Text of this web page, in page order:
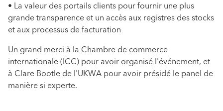
• La valeur des portails clients pour fournir une plus
grande transparence et un accès aux registres des stocks
et aux processus de facturation
Un grand merci à la Chambre de commerce
internationale (ICC) pour avoir organisé l'événement, et
à Clare Bootle de l'UKWA pour avoir présidé le panel de
manière si experte.